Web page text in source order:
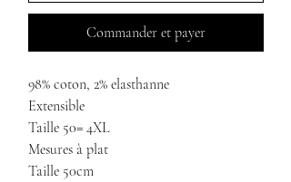
Commander et payer
98% coton, 2% elasthanne
Extensible
Taille 50= 4XL
Mesures à plat
Taille 50cm